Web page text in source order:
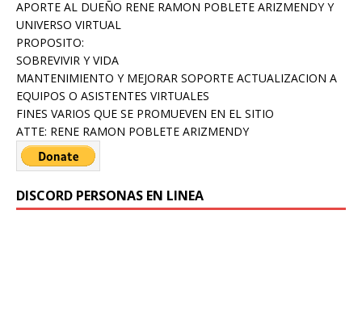
APORTE AL DUEÑO RENE RAMON POBLETE ARIZMENDY Y
UNIVERSO VIRTUAL
PROPOSITO:
SOBREVIVIR Y VIDA
MANTENIMIENTO Y MEJORAR SOPORTE ACTUALIZACION A
EQUIPOS O ASISTENTES VIRTUALES
FINES VARIOS QUE SE PROMUEVEN EN EL SITIO
ATTE: RENE RAMON POBLETE ARIZMENDY
DISCORD PERSONAS EN LINEA